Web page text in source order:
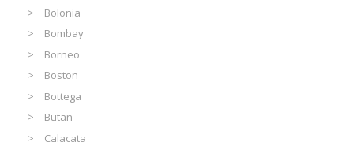
Bolonia
Bombay
Borneo
Boston
Bottega
Butan
Calacata